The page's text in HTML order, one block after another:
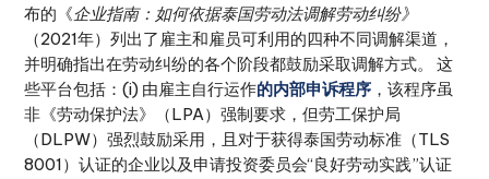
布的《企业指南：如何依据泰国劳动法调解劳动纠纷》
（2021年）列出了雇主和雇员可利用的四种不同调解渠道，
并明确指出在劳动纠纷的各个阶段都鼓励采取调解方式。 这
些平台包括：(i) 由雇主自行运作的内部申诉程序 ，该程序虽
非《劳动保护法》（LPA）强制要求，但劳工保护局
（DLPW）强烈鼓励采用，且对于获得泰国劳动标准（TLS
8001）认证的企业以及申请投资委员会“良好劳动实践”认证